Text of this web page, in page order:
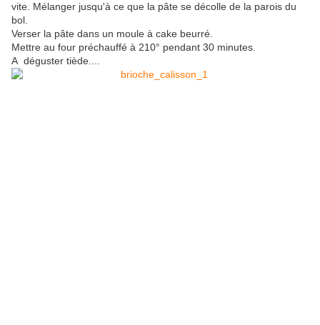
vite. Mélanger jusqu'à ce que la pâte se décolle de la parois du
bol.
Verser la pâte dans un moule à cake beurré.
Mettre au four préchauffé à 210° pendant 30 minutes.
A déguster tiède....